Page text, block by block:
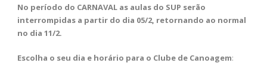
No período do CARNAVAL as aulas do SUP serão
interrompidas a partir do dia 05/2, retornando ao normal
no dia 11/2.
Escolha o seu dia e horário para o Clube de Canoagem: